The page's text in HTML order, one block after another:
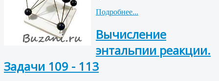
Подробнее...
Вычисление
энтальпии реакции.
Задачи 109 - 113